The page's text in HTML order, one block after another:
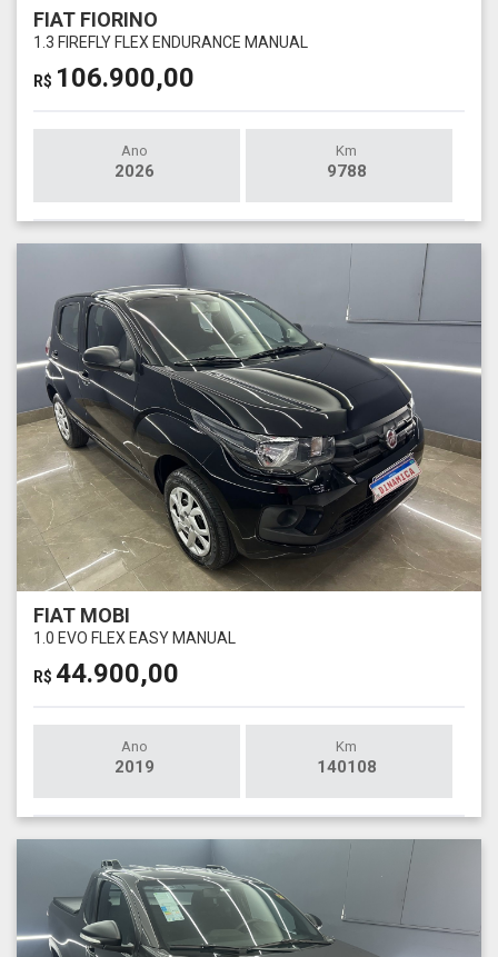
FIAT FIORINO
1.3 FIREFLY FLEX ENDURANCE MANUAL
R$ 106.900,00
Ano
2026
Km
9788
FIAT MOBI
1.0 EVO FLEX EASY MANUAL
R$ 44.900,00
Ano
2019
Km
140108